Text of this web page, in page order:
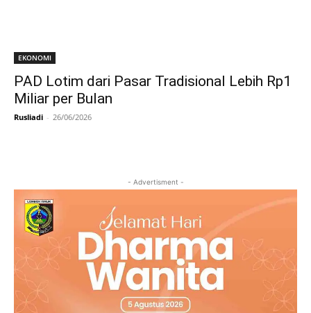
EKONOMI
PAD Lotim dari Pasar Tradisional Lebih Rp1
Miliar per Bulan
Rusliadi - 26/06/2026
- Advertisment -